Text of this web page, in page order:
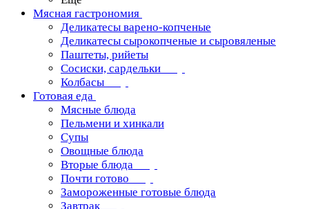
Мясная гастрономия
Деликатесы варено-копченые
Деликатесы сырокопченые и сыровяленые
Паштеты, рийеты
Сосиски, сардельки
Колбасы
Готовая еда
Мясные блюда
Пельмени и хинкали
Супы
Овощные блюда
Вторые блюда
Почти готово
Замороженные готовые блюда
Завтрак